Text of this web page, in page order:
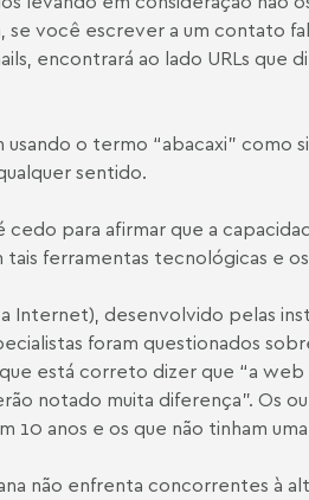
se você escrever a um contato
encontrará ao lado URLs
o termo “abacaxi” como
sentido.
cedo para afirmar que a
ferramentas tecnológicas e
Internet), desenvolvido pelas
foram questionados
está correto dizer que “a
notado muita diferença”.
anos e os que não tinham
não enfrenta concorrentes à